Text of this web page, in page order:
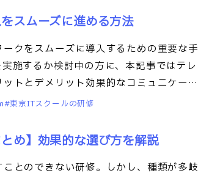
スムーズに進める方法
クをスムーズに導入するための重要な手
施するか検討中の方に、本記事ではテレ
トとデメリット効果的なコミュニケーシ
東京ITスクールの研修
め】効果的な選び方を解説
とのできない研修。しかし、種類が多岐